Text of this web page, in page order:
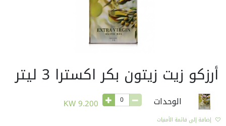
أرزكو زيت زيتون بكر اكسترا 3 ليتر
الوحدات 9.200
KW
إضافة إلى قائمة الأمنيات